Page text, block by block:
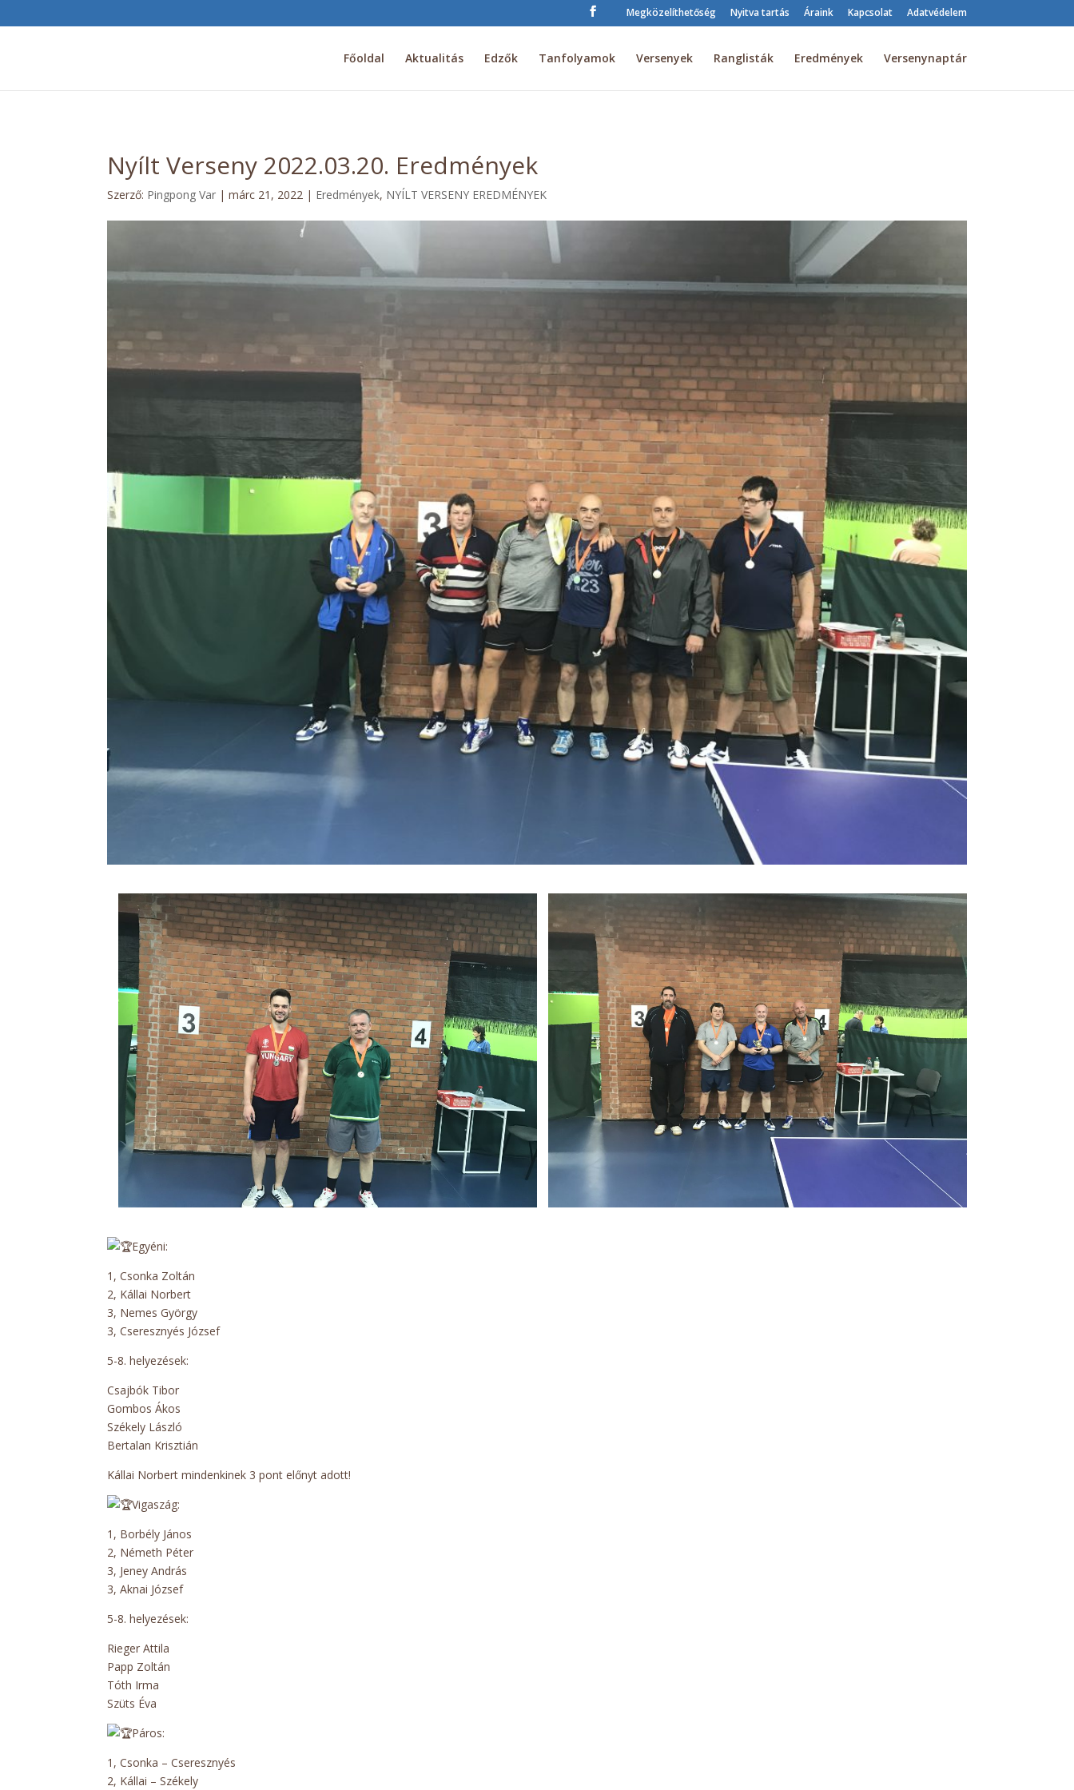
Megközelíthetőség Nyitva tartás Áraink Kapcsolat Adatvédelem
Főoldal Aktualitás Edzők Tanfolyamok Versenyek Ranglisták Eredmények Versenynaptár
Nyílt Verseny 2022.03.20. Eredmények
Szerző: Pingpong Var |márc 21, 2022 | Eredmények, NYÍLT VERSENY EREDMÉNYEK
Egyéni:
1, Csonka Zoltán
2, Kállai Norbert
3, Nemes György
3, Cseresznyés József
5-8. helyezések:
Csajbók Tibor
Gombos Ákos
Székely László
Bertalan Krisztián
Kállai Norbert mindenkinek 3 pont előnyt adott!
Vigaszág:
1, Borbély János
2, Németh Péter
3, Jeney András
3, Aknai József
5-8. helyezések:
Rieger Attila
Papp Zoltán
Tóth Irma
Szüts Éva
Páros:
1, Csonka – Cseresznyés
2, Kállai – Székely